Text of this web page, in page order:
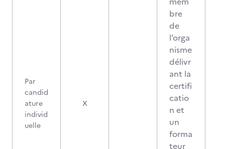
Par
candid
ature
individ
uelle
X
bre
de
l’orga
nisme
délivr
ant la
certifi
catio
n et
un
forma
teur